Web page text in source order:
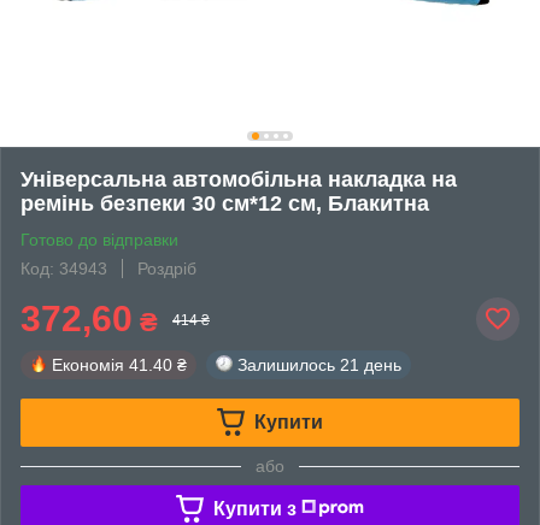
Універсальна автомобільна накладка на
ремінь безпеки 30 см*12 см, Блакитна
Готово до відправки
Код: 34943
Роздріб
372,60 ₴ 414 ₴
Економія 41.40 ₴ Залишилось 21 день
Купити
або
Купити з